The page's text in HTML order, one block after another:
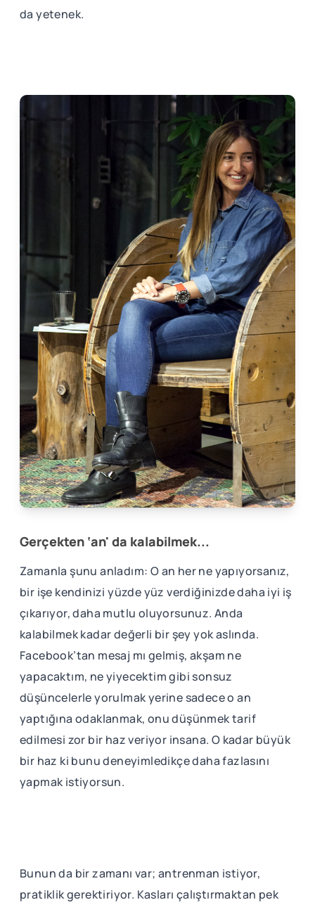
da yetenek.
Gerçekten ‘an' da kalabilmek...
Zamanla şunu anladım: O an her ne yapıyorsanız,
bir işe kendinizi yüzde yüz verdiğinizde daha iyi iş
çıkarıyor, daha mutlu oluyorsunuz. Anda
kalabilmek kadar değerli bir şey yok aslında.
Facebook’tan mesaj mı gelmiş, akşam ne
yapacaktım, ne yiyecektim gibi sonsuz
düşüncelerle yorulmak yerine sadece o an
yaptığına odaklanmak, onu düşünmek tarif
edilmesi zor bir haz veriyor insana. O kadar büyük
bir haz ki bunu deneyimledikçe daha fazlasını
yapmak istiyorsun.
Bunun da bir zamanı var; antrenman istiyor,
pratiklik gerektiriyor. Kasları çalıştırmaktan pek